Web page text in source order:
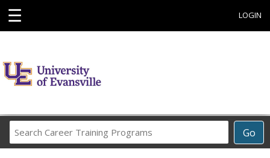
☰ LOGIN
Go
Career